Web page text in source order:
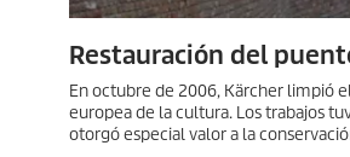
Restauración del
En octubre de 2006, Kärcher limpió
europea de la cultura. Los trabajos
otorgó especial valor a la